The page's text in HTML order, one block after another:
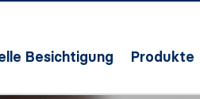
Besichtigung Produkte